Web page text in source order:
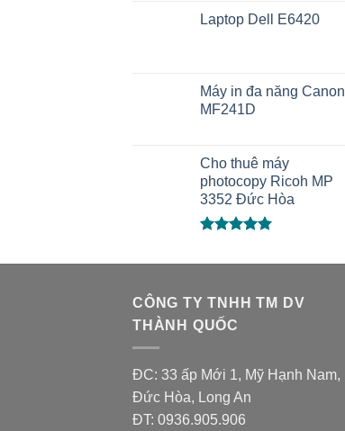
Laptop Dell E6420
Máy in đa năng Canon
MF241D
Cho thuê máy
photocopy Ricoh MP
3352 Đức Hòa
5.00
CÔNG TY TNHH TM DV
THÀNH QUỐC
ĐC: 33 ấp Mới 1, Mỹ Hạnh Nam,
Đức Hòa, Long An
ĐT: 0936.905.906